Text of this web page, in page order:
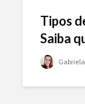
Tipos
Saiba